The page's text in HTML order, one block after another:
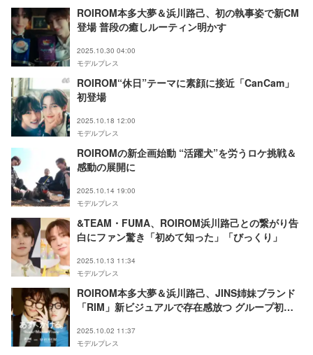
ROIROM本多大夢＆浜川路己、初の執事姿で新CM
登場 普段の癒しルーティン明かす
2025.10.30 04:00
モデルプレス
ROIROM“休日”テーマに素顔に接近「CanCam」
初登場
2025.10.18 12:00
モデルプレス
ROIROMの新企画始動 “活躍犬”を労うロケ挑戦＆
感動の展開に
2025.10.14 19:00
モデルプレス
&TEAM・FUMA、ROIROM浜川路己との繋がり告
白にファン驚き「初めて知った」「びっくり」
2025.10.13 11:34
モデルプレス
ROIROM本多大夢＆浜川路己、JINS姉妹ブランド
「RIM」新ビジュアルで存在感放つ グループ初の
2025.10.02 11:37
モデルプレス